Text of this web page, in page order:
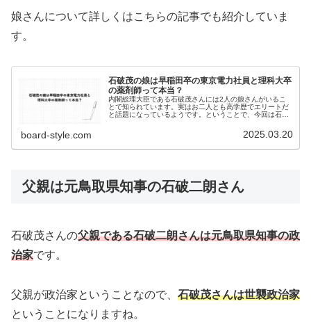
娘さんについて詳しくはこちらの記事でも紹介していま
す。
石破茂の娘は早稲田卒の東京電力社員と理科大卒
の薬剤師って本当？
内閣総理大臣である石破茂さんには2人の娘さんがいるこ
とで知られています。実はお二人とも高学歴でエリートだ
と話題になっているようです。ということで、今回は石破
board-style.com 2025.03.20
父親は元鳥取県知事の石破二朗さん
石破茂さんの父親である石破二朗さんは元鳥取県知事の政
治家です。
父親が政治家ということなので、 石破茂さんは世襲政治家
ということになりますね。